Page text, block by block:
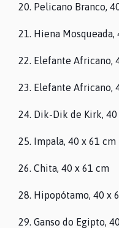
20. Pelicano Branco,
21. Hiena Mosqueada,
22. Elefante Africano,
23. Elefante Africano,
24. Dik-Dik de Kirk,
25. Impala, 40 x 61 cm
26. Chita, 40 x 61 cm
28. Hipopótamo, 40 x
29. Ganso do Egipto,